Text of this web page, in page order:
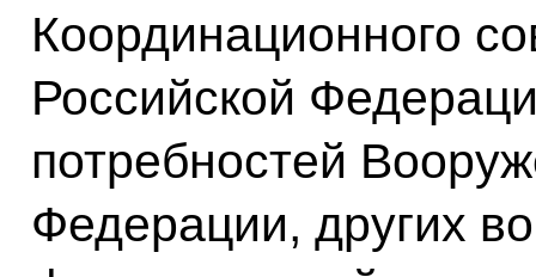
Координационного
Российской
потребностей
Федерации, других